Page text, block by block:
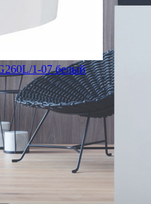
1-07 белый